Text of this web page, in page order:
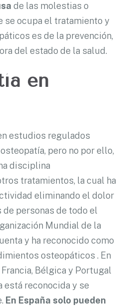
de las molestias o
se ocupa el tratamiento y
es de la prevención,
del estado de la salud.
en
estudios regulados
pero no por ello,
disciplina
tratamientos, la cual ha
eliminando el dolor
personas de todo el
Mundial de la
y ha reconocido como
osteopáticos . En
Bélgica y Portugal
está reconocida y se
En España solo pueden